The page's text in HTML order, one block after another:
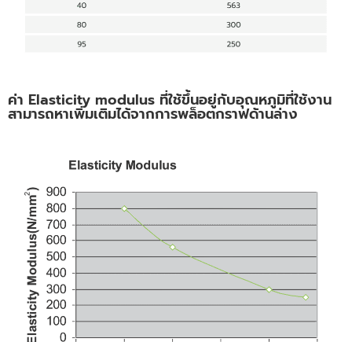
ค่า Elasticity modulus ที่ใช้ขึ้นอยู่กับอุณหภูมิที่ใช้งาน
สามารถหาเพิ่มเติมได้จากการพล็อตกราฟด้านล่าง